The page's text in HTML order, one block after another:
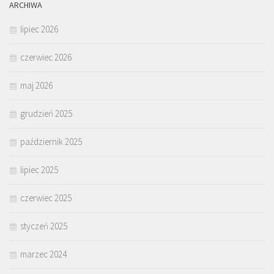
ARCHIWA
lipiec 2026
czerwiec 2026
maj 2026
grudzień 2025
październik 2025
lipiec 2025
czerwiec 2025
styczeń 2025
marzec 2024